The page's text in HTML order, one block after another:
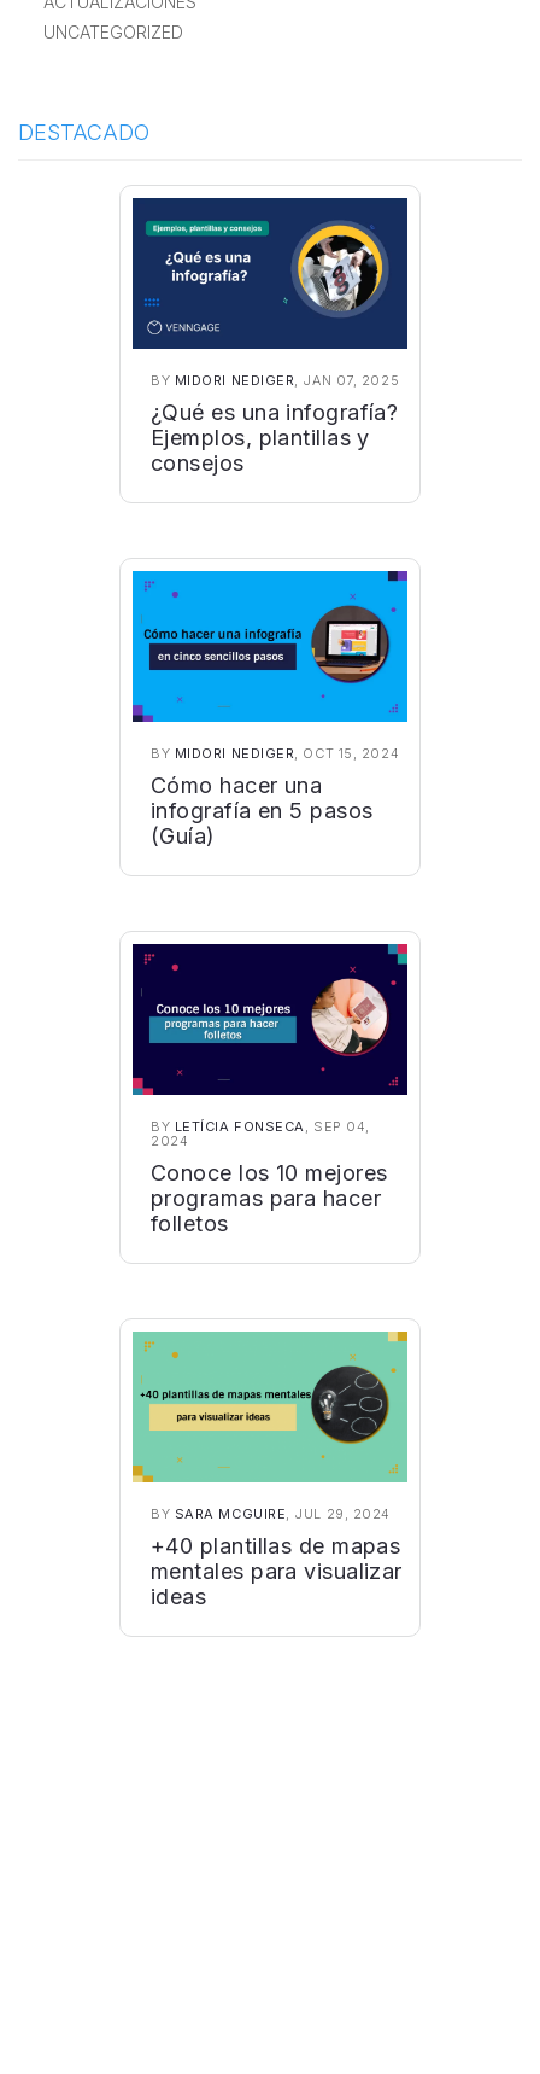
UNCATEGORIZED
DESTACADO
BY MIDORI NEDIGER, JAN 07, 2025
¿Qué es una infografía?
Ejemplos, plantillas y
consejos
BY MIDORI NEDIGER, OCT 15, 2024
Cómo hacer una
infografía en 5 pasos
(Guía)
BY LETÍCIA FONSECA, SEP 04,
2024
Conoce los 10 mejores
programas para hacer
folletos
BY SARA MCGUIRE, JUL 29, 2024
+40 plantillas de mapas
mentales para visualizar
ideas